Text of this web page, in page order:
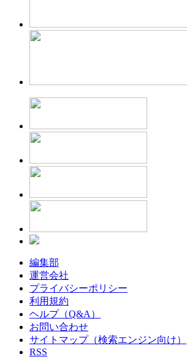
編集部
運営会社
プライバシーポリシー
利用規約
ヘルプ（Q&A）
お問い合わせ
サイトマップ（検索エンジン向け）
RSS